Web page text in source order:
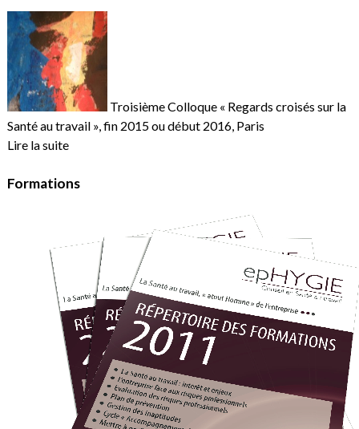
Troisième Colloque « Regards croisés sur la
Santé au travail », fin 2015 ou début 2016, Paris
Lire la suite
Formations